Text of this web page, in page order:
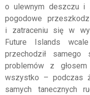
o ulewnym deszczu i
pogodowe
i zatraceniu się w
Future Islands
przechodził
problemów z
wszystko – podczas
samych tanecznych